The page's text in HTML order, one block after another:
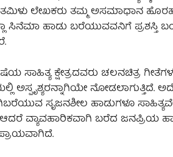
ಲೇಖಕರು ತಮ್ಮ ಅಸಮಾಧಾನ
ಹಾಡು ಬರೆಯುವವನಿಗೆ ಪ್ರಶಸ್ತಿ
ಸಾಹಿತ್ಯ ಕ್ಷೇತ್ರದವರು ಚಲನಚಿತ್ರ
ಅಸ್ಪೃಶ್ಯರನ್ನಾಗಿಯೇ ನೋಡಲಾಗುತ್ತಿದೆ.
ಸೃಜನಶೀಲ ಹಾಡುಗಳೂ
ಆದರೆ ವ್ಯಾವಹಾರಿಕವಾಗಿ ಬರೆದ ಜನಪ್ರಿಯ